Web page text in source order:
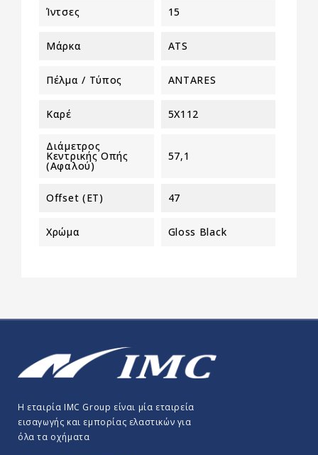
Ίντσες 15
Μάρκα ATS
Πέλμα / Τύπος ANTARES
Καρέ 5X112
Διάμετρος
Κεντρικής Οπής
(αφαλού)
57,1
Offset (ET) 47
Χρώμα Gloss Black
Η εταιρία IMC Group είναι μία εταιρεία
εισαγωγής και εμπορίας ελαστικών για
όλα τα οχήματα